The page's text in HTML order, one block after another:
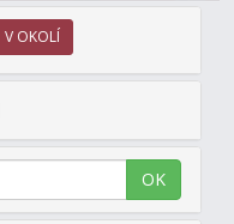
V OKOLÍ
OK